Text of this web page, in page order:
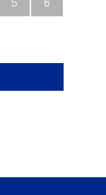
0
esemény,
5
0
esemény,
6